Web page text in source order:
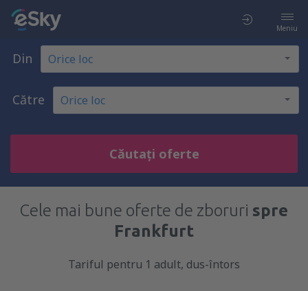
Meniu
Din
Către
Căutați oferte
Cele mai bune oferte de zboruri spre
Frankfurt
Tariful pentru 1 adult, dus-întors